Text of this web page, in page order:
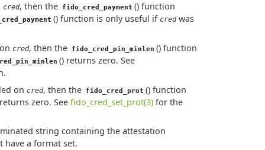
cred, then the fido_cred_payment () function
() function is only useful if credwas
cred, then the fido_cred_pin_minlen () function
() returns zero. See
on cred, then the fido_cred_prot () function
zero. See fido_cred_set_prot(3)for the
string containing the attestation
have a format set.